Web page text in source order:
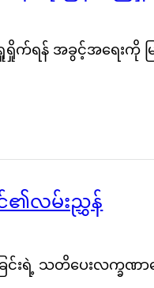
ရှိုက်ရန် အခွင့်အရေးကို
င်၏လမ်းညွှန်
ြင်းရဲ့ သတိပေးလက္ခ